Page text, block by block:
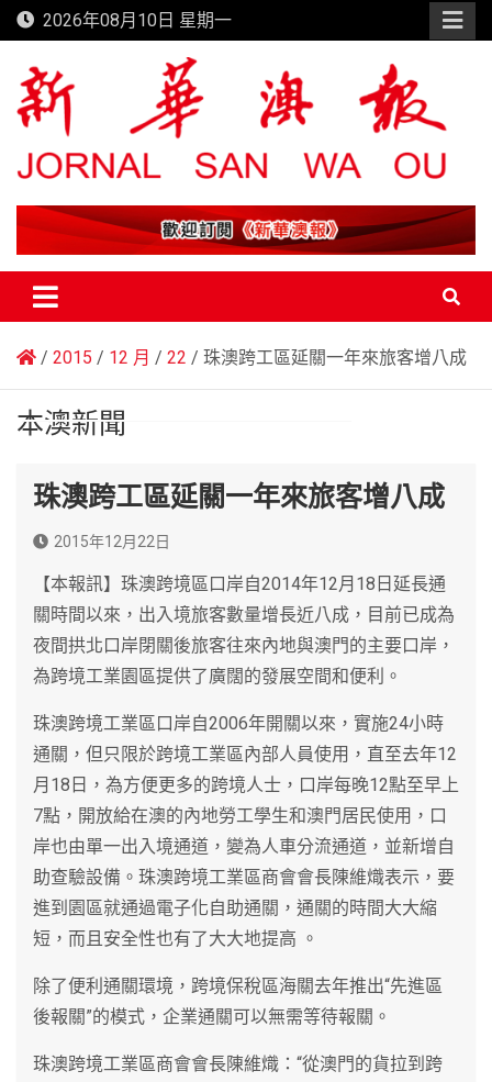
Skip
to
content
2026年08月10日 星期一
新華澳報
2015 12 月 22 珠澳跨工區延關一年來旅客增八成
本澳新聞
珠澳跨工區延關一年來旅客增八成
2015年12月22日
【本報訊】珠澳跨境區口岸自2014年12月18日延長通
關時間以來，出入境旅客數量增長近八成，目前已成為
夜間拱北口岸閉關後旅客往來內地與澳門的主要口岸，
為跨境工業園區提供了廣闊的發展空間和便利。
珠澳跨境工業區口岸自2006年開關以來，實施24小時
通關，但只限於跨境工業區內部人員使用，直至去年12
月18日，為方便更多的跨境人士，口岸每晚12點至早上
7點，開放給在澳的內地勞工學生和澳門居民使用，口
岸也由單一出入境通道，變為人車分流通道，並新增自
助查驗設備。珠澳跨境工業區商會會長陳維熾表示，要
進到園區就通過電子化自助通關，通關的時間大大縮
短，而且安全性也有了大大地提高 。
除了便利通關環境，跨境保稅區海關去年推出“先進區
後報關”的模式，企業通關可以無需等待報關。
珠澳跨境工業區商會會長陳維熾：“從澳門的貨拉到跨